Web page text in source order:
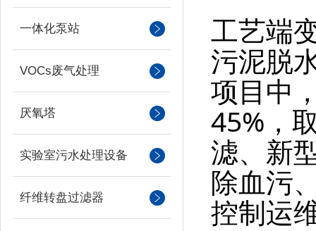
一体化泵站
VOCs废气处理
厌氧塔
实验室污水处理设备
纤维转盘过滤器
工艺端
污泥脱
项目中
45%，
滤、新
除血污
控制运